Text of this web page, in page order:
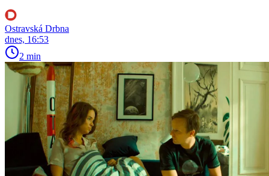
Ostravská Drbna
dnes, 16:53
2 min